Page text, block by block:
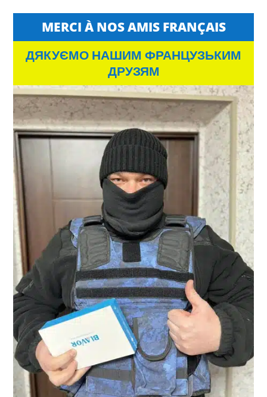
MERCI À NOS AMIS FRANÇAIS
ДЯКУЄМО НАШИМ ФРАНЦУЗЬКИМ
ДРУЗЯМ